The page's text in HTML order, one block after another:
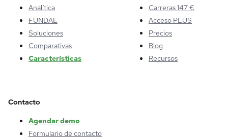
Analítica
FUNDAE
Soluciones
Comparativas
Características
Carreras 147 €
Acceso PLUS
Precios
Blog
Recursos
Contacto
Agendar demo
Formulario de contacto